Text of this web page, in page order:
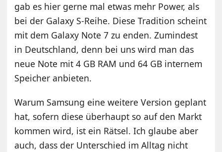
gab es hier gerne mal etwas mehr Power, als
bei der Galaxy S-Reihe. Diese Tradition scheint
mit dem Galaxy Note 7 zu enden. Zumindest
in Deutschland, denn bei uns wird man das
neue Note mit 4 GB RAM und 64 GB internem
Speicher anbieten.
Warum Samsung eine weitere Version geplant
hat, sofern diese überhaupt so auf den Markt
kommen wird, ist ein Rätsel. Ich glaube aber
auch, dass der Unterschied im Alltag nicht